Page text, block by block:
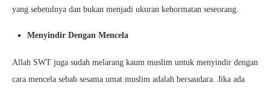
yang sebetulnya dan bukan menjadi ukuran kehormatan seseorang.
Menyindir Dengan Mencela
Allah SWT juga sudah melarang kaum muslim untuk menyindir dengan
cara mencela sebab sesama umat muslim adalah bersaudara. Jika ada